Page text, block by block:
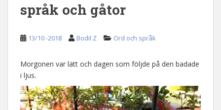
språk och gåtor
13/10 -2018 Bodil Z Ord och språk
Morgonen var lätt och dagen som följde på den badade
i ljus.